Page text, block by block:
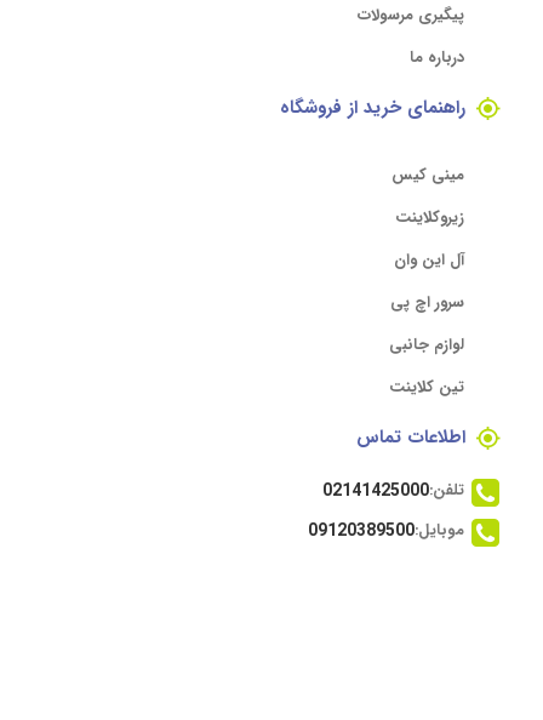
پیگیری مرسولات
درباره ما
راهنمای خرید از فروشگاه
مینی کیس
زیروکلاینت
آل این وان
سرور اچ پی
لوازم جانبی
تین کلاینت
اطلاعات تماس
تلفن:02141425000
موبایل:09120389500